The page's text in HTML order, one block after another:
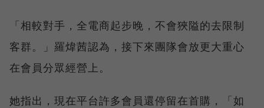
「相較對手，全電商起步晚，不會狹隘的去限制
客群。」羅煒茜認為，接下來團隊會放更大重心
在會員分眾經營上。
她指出，現在平台許多會員還停留在首購，「如